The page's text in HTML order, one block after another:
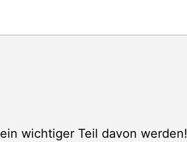
wichtiger Teil davon werden!